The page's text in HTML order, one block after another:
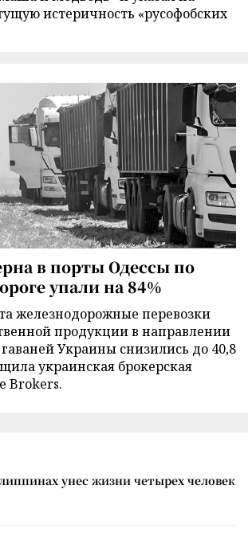
истеричность «русофобских
в порты Одессы по
упали на 84%
железнодорожные перевозки
продукции в направлении
Украины снизились до 40,8
украинская брокерская
Brokers.
унес жизни четырех человек